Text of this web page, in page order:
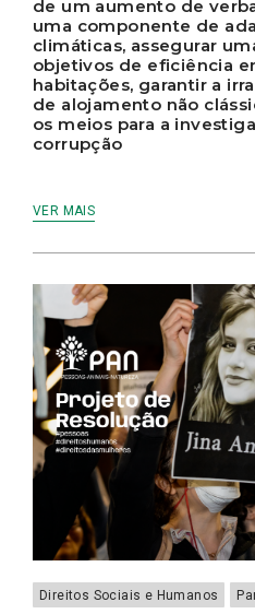
de um aumento de
uma componente de
climáticas, assegurar
objetivos de eficiência
habitações, garantir a
de alojamento não
os meios para a
corrupção
VER MAIS
Direitos Sociais e Humanos